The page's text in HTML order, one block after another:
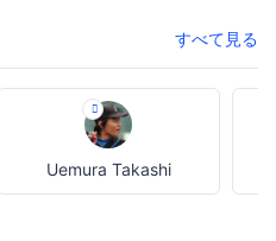
すべて見る
Uemura Takashi